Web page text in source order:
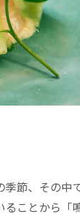
節、その中
ことから